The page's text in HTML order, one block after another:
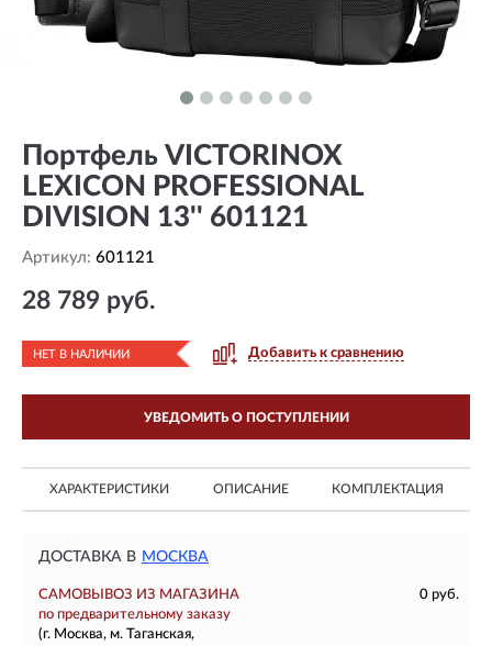
Портфель VICTORINOX
LEXICON PROFESSIONAL
DIVISION 13'' 601121
Артикул: 601121
28 789 руб.
НЕТ В НАЛИЧИИ Добавить к сравнению
УВЕДОМИТЬ О ПОСТУПЛЕНИИ
ХАРАКТЕРИСТИКИ ОПИСАНИЕ КОМПЛЕКТАЦИЯ
ДОСТАВКА В МОСКВА
САМОВЫВОЗ ИЗ МАГАЗИНА
0 руб.
по предварительному заказу
(г. Москва, м. Таганская,